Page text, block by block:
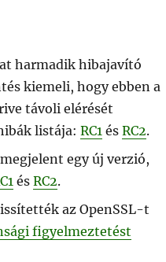
harmadik hibajavító
kiemeli, hogy ebben a
távoli elérését
listája: RC1 és RC2.
egy új verzió,
és RC2.
az OpenSSL-t
figyelmeztetést